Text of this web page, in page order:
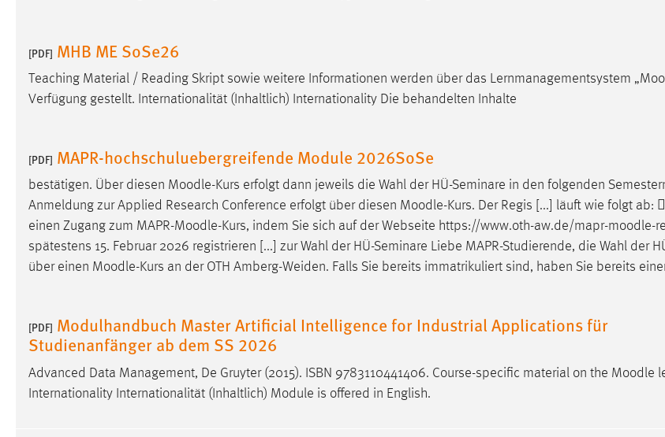
[PDF] MHB ME SoSe26
Teaching Material / Reading Skript sowie weitere Informationen werden über das Lernmanagementsystem „
Verfügung gestellt. Internationalität (Inhaltlich) Internationality Die behandelten Inhalte
[PDF] MAPR-hochschuluebergreifende Module 2026SoSe
bestätigen. Über diesen Moodle-Kurs erfolgt dann jeweils die Wahl der HÜ-Seminare in den folgenden
Anmeldung zur Applied Research Conference erfolgt über diesen Moodle-Kurs. Der Regis [...] läuft wie folgt ab:
einen Zugang zum MAPR-Moodle-Kurs, indem Sie sich auf der Webseite https://www.oth-aw.de/mapr-moodle-
spätestens 15. Februar 2026 registrieren [...] zur Wahl der HÜ-Seminare Liebe MAPR-Studierende, die Wahl der
über einen Moodle-Kurs an der OTH Amberg-Weiden. Falls Sie bereits immatrikuliert sind, haben Sie bereits
[PDF] Modulhandbuch Master Artificial Intelligence for Industrial Applications für
Studienanfänger ab dem SS 2026
Advanced Data Management, De Gruyter (2015). ISBN 9783110441406. Course-specific material on the Moodle
Internationality Internationalität (Inhaltlich) Module is offered in English.